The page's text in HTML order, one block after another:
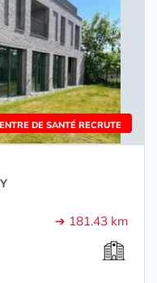
DE SANTÉ RECRUTE
➔ 181.43 km